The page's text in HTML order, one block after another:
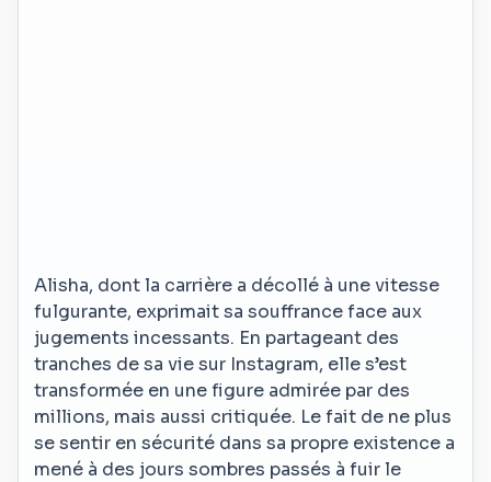
Alisha, dont la carrière a décollé à une vitesse
fulgurante, exprimait sa souffrance face aux
jugements incessants. En partageant des
tranches de sa vie sur Instagram, elle s’est
transformée en une figure admirée par des
millions, mais aussi critiquée. Le fait de ne plus
se sentir en sécurité dans sa propre existence a
mené à des jours sombres passés à fuir le